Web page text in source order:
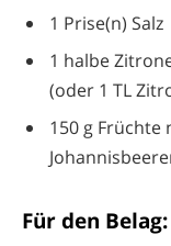
1 Prise(n) Salz
1 halbe
(oder 1 TL
150 g Früchte
Für den Belag: